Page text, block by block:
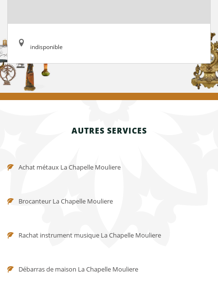
indisponible
AUTRES SERVICES
Achat métaux La Chapelle Mouliere
Brocanteur La Chapelle Mouliere
Rachat instrument musique La Chapelle Mouliere
Débarras de maison La Chapelle Mouliere